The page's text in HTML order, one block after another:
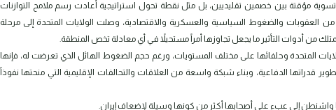
تسوية مؤقتة بين خصمين تقليديين، بل مثل نقطة تحول استراتيجية أعادت رسم ملامح التوازنات
العقوبات والضغوط السياسية والعسكرية والاقتصادية، وصلت الولايات المتحدة إلى مرحلة
من أدوات التأثير ما يجعل تجاوزها أمراً مستحيلاً في أي معادلة تخص المنطقة.
المتحدة وحلفائها على مختلف المستويات، ورغم حجم الضغوط الهائل الذي تعرضت له، فإنها
الدفاعية، وبناء شبكة واسعة من العلاقات والتحالفات الإقليمية التي منحتها نفوذاً
واشنطن إلى عبء على أصحابها أكثر من كونها وسيلة لإضعاف إيران.